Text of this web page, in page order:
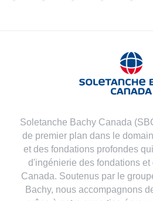
Soletanche Bachy Canada
de premier plan dans le
et des fondations profondes
d'ingénierie des fondations et
Canada. Soutenus par le
Bachy, nous accompagnons